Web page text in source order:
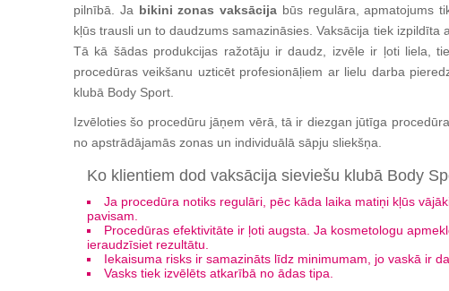
pilnībā. Ja bikini zonas vaksācija būs regulāra, apmatojums
kļūs trausli un to daudzums samazināsies. Vaksācija tiek izpildīta
Tā kā šādas produkcijas ražotāju ir daudz, izvēle ir ļoti liela,
procedūras veikšanu uzticēt profesionāļiem ar lielu darba
klubā Body Sport.
Izvēloties šo procedūru jāņem vērā, tā ir diezgan jūtīga
no apstrādājamās zonas un individuālā sāpju sliekšņa.
Ko klientiem dod vaksācija sieviešu klubā Body
Ja procedūra notiks regulāri, pēc kāda laika matiņi kļūs
pavisam.
Procedūras efektivitāte ir ļoti augsta. Ja kosmetologu
ieraudzīsiet rezultātu.
Iekaisuma risks ir samazināts līdz minimumam, jo vaskā ir
Vasks tiek izvēlēts atkarībā no ādas tipa.